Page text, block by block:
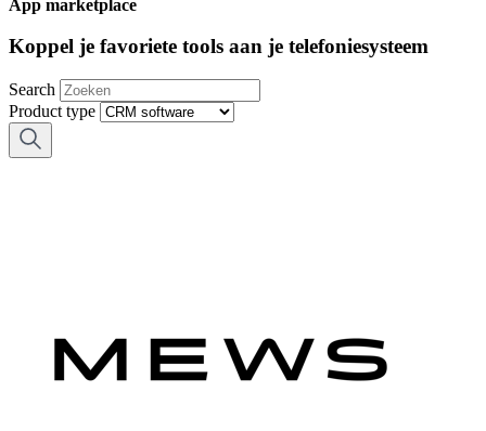
App marketplace
Koppel je favoriete tools aan je telefoniesysteem
Search
Product type